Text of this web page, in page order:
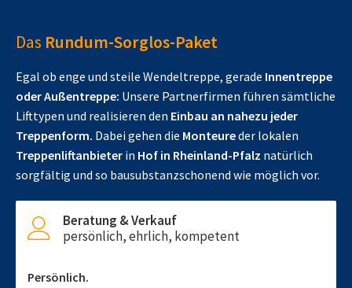
Das Rundum-Sorglos-Paket
Egal ob enge und steile Wendeltreppe, gerade Innentreppe
oder Außentreppe: Unsere Partnerfirmen führen sämtliche
Lifttypen und realisieren den Einbau an nahezu jeder
Treppenform. Dabei gehen die Monteureder lokalen
Treppenliftanbieter in Hof in Rheinland-Pfalz natürlich
sorgfältig und so bausubstanzschonend wie möglich vor.
Beratung & Verkauf
persönlich, ehrlich, kompetent
Persönlich.